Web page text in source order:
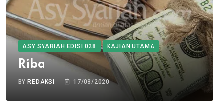
ASY SYARIAH EDISI 028 KAJIAN UTAMA
Riba
BYREDAKSI 17/08/2020